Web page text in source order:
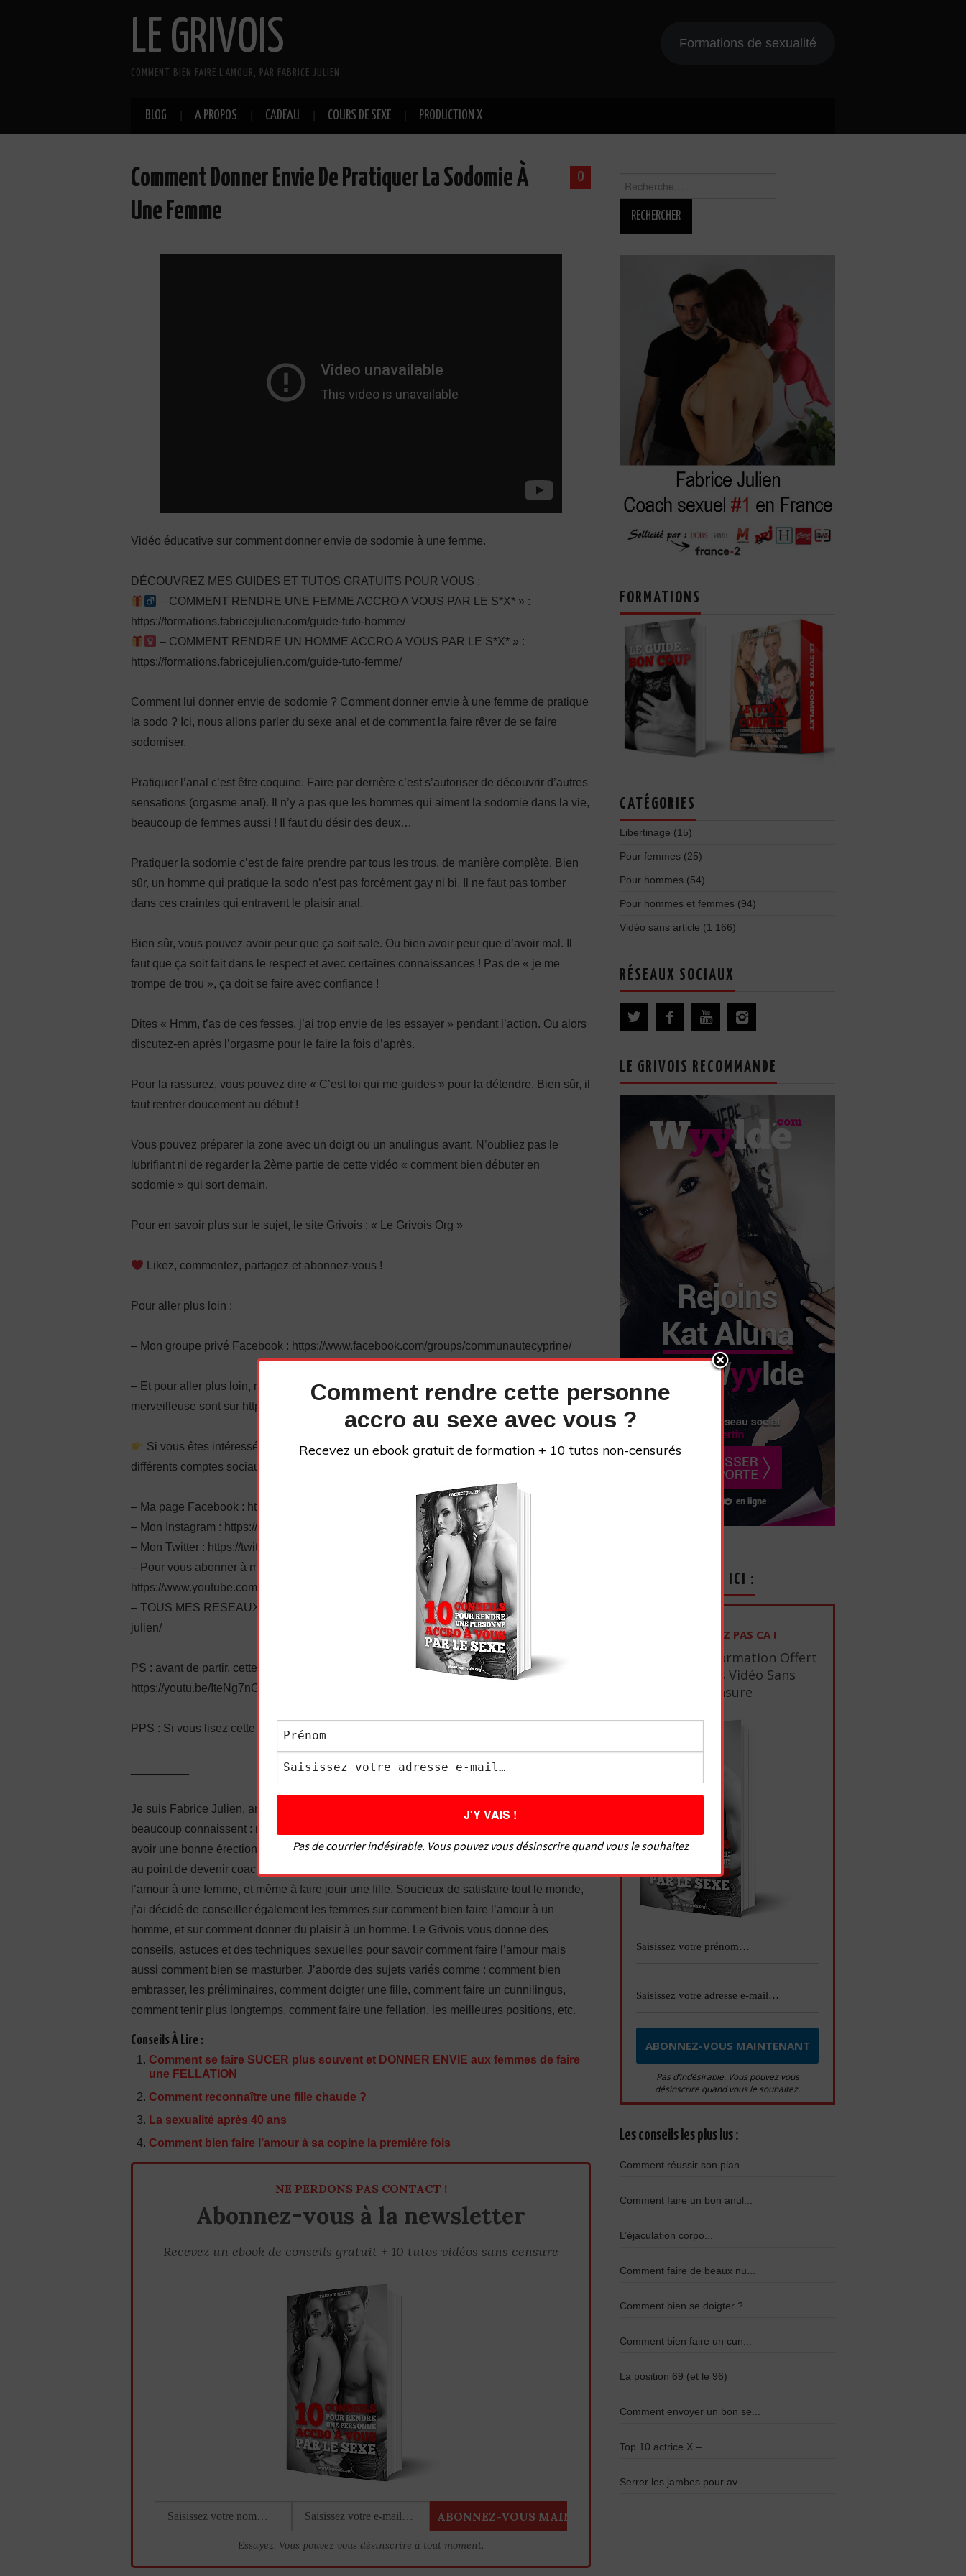
LE GRIVOIS
COMMENT BIEN FAIRE L'AMOUR, PAR FABRICE JULIEN
Formations de sexualité
BLOG A PROPOS CADEAU COURS DE SEXE PRODUCTION X
0
Comment Donner Envie De Pratiquer La Sodomie À
Une Femme
Vidéo éducative sur comment donner envie de sodomie à une femme.
DÉCOUVREZ MES GUIDES ET TUTOS GRATUITS POUR VOUS :
– COMMENT RENDRE UNE FEMME ACCRO A VOUS PAR LE S*X* » :
https://formations.fabricejulien.com/guide-tuto-homme/
– COMMENT RENDRE UN HOMME ACCRO A VOUS PAR LE S*X* » :
https://formations.fabricejulien.com/guide-tuto-femme/
Comment lui donner envie de sodomie ? Comment donner envie à une femme de pratique
la sodo ? Ici, nous allons parler du sexe anal et de comment la faire rêver de se faire
sodomiser.
Pratiquer l’anal c’est être coquine. Faire par derrière c’est s’autoriser de découvrir d’autres
sensations (orgasme anal). Il n’y a pas que les hommes qui aiment la sodomie dans la vie,
beaucoup de femmes aussi ! Il faut du désir des deux…
Pratiquer la sodomie c’est de faire prendre par tous les trous, de manière complète. Bien
sûr, un homme qui pratique la sodo n’est pas forcément gay ni bi. Il ne faut pas tomber
dans ces craintes qui entravent le plaisir anal.
Bien sûr, vous pouvez avoir peur que ça soit sale. Ou bien avoir peur que d’avoir mal. Il
faut que ça soit fait dans le respect et avec certaines connaissances ! Pas de « je me
trompe de trou », ça doit se faire avec confiance !
Dites « Hmm, t’as de ces fesses, j’ai trop envie de les essayer » pendant l’action. Ou alors
discutez-en après l’orgasme pour le faire la fois d’après.
Pour la rassurez, vous pouvez dire « C’est toi qui me guides » pour la détendre. Bien sûr, il
faut rentrer doucement au début !
Vous pouvez préparer la zone avec un doigt ou un anulingus avant. N’oubliez pas le
lubrifiant ni de regarder la 2ème partie de cette vidéo « comment bien débuter en
sodomie » qui sort demain.
Pour en savoir plus sur le sujet, le site Grivois : « Le Grivois Org »
Likez, commentez, partagez et abonnez-vous !
Pour aller plus loin :
– Mon groupe privé Facebook : https://www.facebook.com/groups/communautecyprine/
– Et pour aller plus loin, mes formations pour devenir un super amant ou une amante
merveilleuse sont sur https://fabricejulien.com/formations-le-grivois/
Si vous êtes intéressé, n’hésitez pas à venir consulter mon site ou me suivre sur mes
différents comptes sociaux :
– Ma page Facebook : https://www.facebook.com/diaryfrenchpua/
– Mon Instagram : https://www.instagram.com/produit_bio/
– Mon Twitter : https://twitter.com/pluiedecyprine
– Pour vous abonner à ma chaîne Youtube :
https://www.youtube.com/channel/UCl7KFEkeyD2tEEiF6a3hE_g
– TOUS MES RESEAUX SOCIAUX : https://fabricejulien.com/reseaux-sociaux-de-fabrice-
julien/
PS : avant de partir, cette autre vidéo pourrait bien vous intéresser
:
https://youtu.be/IteNg7nGt_8
PPS : Si vous lisez cette ligne, écrivez « #teamcyprine » dans les commentaires !
Je suis Fabrice Julien, ancien timide au parcours difficile. J’ai connu les problèmes que
beaucoup connaissent : manque de confiance en soi, éjaculation précoce, difficultés à
avoir une bonne érection, complexes…Je me suis formé pour devenir un bon coup au lit,
au point de devenir coach en sexualité, et d’aider de nombreux hommes à bien faire
l’amour à une femme, et même à faire jouir une fille. Soucieux de satisfaire tout le monde,
j’ai décidé de conseiller également les femmes sur comment bien faire l’amour à un
homme, et sur comment donner du plaisir à un homme. Le Grivois vous donne des
conseils, astuces et des techniques sexuelles pour savoir comment faire l’amour mais
aussi comment bien se masturber. J’aborde des sujets variés comme : comment bien
embrasser, les préliminaires, comment doigter une fille, comment faire un cunnilingus,
comment tenir plus longtemps, comment faire une fellation, les meilleures positions, etc.
Conseils À Lire :
Comment se faire SUCER plus souvent et DONNER ENVIE aux femmes de faire
une FELLATION
Comment reconnaître une fille chaude ?
La sexualité après 40 ans
Comment bien faire l’amour à sa copine la première fois
NE PERDONS PAS CONTACT !
Abonnez-vous à la newsletter
Recevez un ebook de conseils gratuit + 10 tutos vidéos sans censure
Essayez. Vous pouvez vous désinscrire à tout moment.
FORMATIONS
CATÉGORIES
Libertinage (15)
Pour femmes (25)
Pour hommes (54)
Pour hommes et femmes (94)
Vidéo sans article (1 166)
RÉSEAUX SOCIAUX
LE GRIVOIS RECOMMANDE
INSCRIVEZ-VOUS ICI :
NE RATEZ PAS CA !
1 Ebook De Formation Offert
+ 10 Tutos Vidéo Sans
Censure
Pas d’indésirable. Vous pouvez vous
désinscrire quand vous le souhaitez.
Les conseils les plus lus :
Comment réussir son plan...
Comment faire un bon anul...
L’éjaculation corpo...
Comment faire de beaux nu...
Comment bien se doigter ?...
Comment bien faire un cun...
La position 69 (et le 96)
Comment envoyer un bon se...
Top 10 actrice X –...
Serrer les jambes pour av...
Comment rendre cette personne
accro au sexe avec vous ?
Recevez un ebook gratuit de formation + 10 tutos non-censurés
Pas de courrier indésirable. Vous pouvez vous désinscrire quand vous le souhaitez